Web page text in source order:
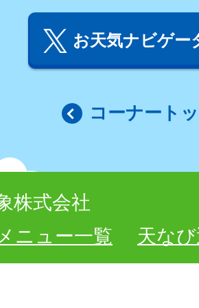
お天気ナビゲー
コーナート
株式会社
ニュー一覧
天な